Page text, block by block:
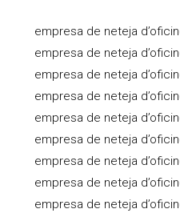
empresa de neteja
empresa de neteja
empresa de neteja
empresa de neteja
empresa de neteja
empresa de neteja
empresa de neteja
empresa de neteja
empresa de neteja